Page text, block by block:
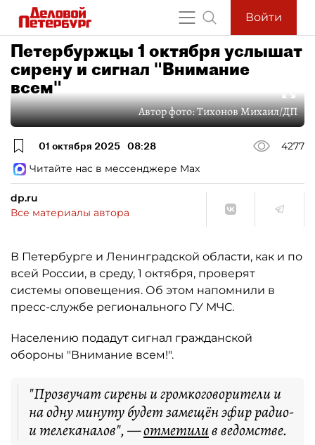
Войти
Петербуржцы 1 октября услышат
сирену и сигнал "Внимание
всем"
Автор фото:Тихонов Михаил/ДП
01 октября 2025 08:28
4277
Читайте нас в мессенджере Max
dp.ru
Все материалы автора
В Петербурге и Ленинградской области, как и по
всей России, в среду, 1 октября, проверят
системы оповещения. Об этом напомнили в
пресс-службе регионального ГУ МЧС.
Населению подадут сигнал гражданской
обороны "Внимание всем!".
"Прозвучат сирены и громкоговорители и
на одну минуту будет замещён эфир радио-
и телеканалов", —отметилив ведомстве.